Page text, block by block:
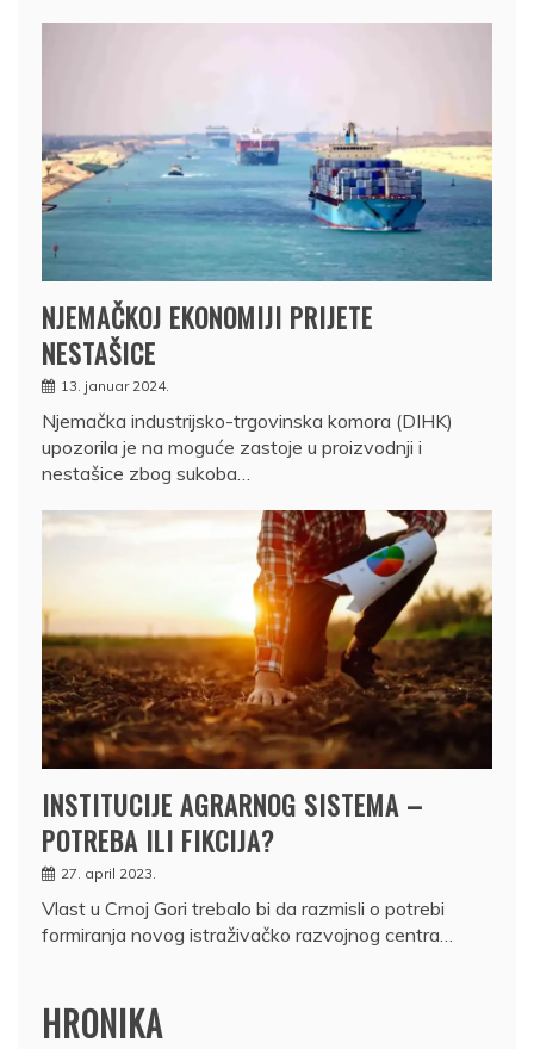
NJEMAČKOJ EKONOMIJI PRIJETE
NESTAŠICE
13. januar 2024.
Njemačka industrijsko-trgovinska komora (DIHK)
upozorila je na moguće zastoje u proizvodnji i
nestašice zbog sukoba…
INSTITUCIJE AGRARNOG SISTEMA –
POTREBA ILI FIKCIJA?
27. april 2023.
Vlast u Crnoj Gori trebalo bi da razmisli o potrebi
formiranja novog istraživačko razvojnog centra…
HRONIKA